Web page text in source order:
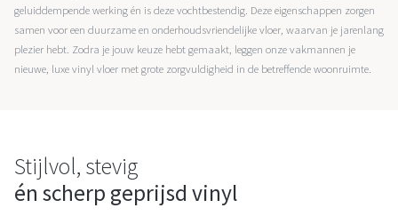
geluiddempende werking én is deze vochtbestendig. Deze eigenschappen zorgen
samen voor een duurzame en onderhoudsvriendelijke vloer, waarvan je jarenlang
plezier hebt. Zodra je jouw keuze hebt gemaakt, leggen onze vakmannen je
nieuwe, luxe vinyl vloer met grote zorgvuldigheid in de betreffende woonruimte.
Stijlvol, stevig
én scherp geprijsd vinyl